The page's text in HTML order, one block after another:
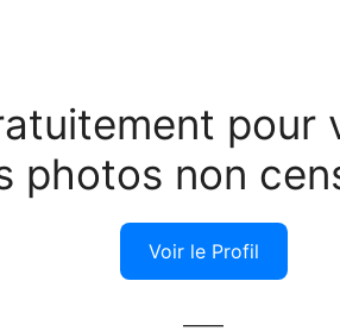
pour
photos non
Voir le Profil
——